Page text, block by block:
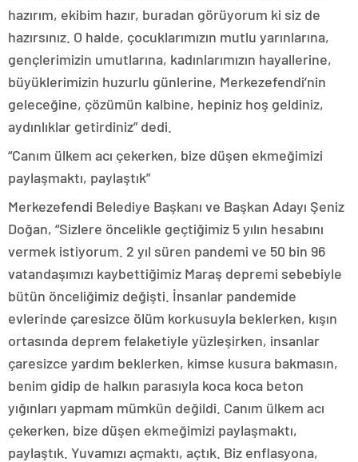
hazırım, ekibim hazır, buradan görüyorum ki siz de
hazırsınız. O halde, çocuklarımızın mutlu yarınlarına,
gençlerimizin umutlarına, kadınlarımızın hayallerine,
büyüklerimizin huzurlu günlerine, Merkezefendi’nin
geleceğine, çözümün kalbine, hepiniz hoş geldiniz,
aydınlıklar getirdiniz” dedi.
“Canım ülkem acı çekerken, bize düşen ekmeğimizi
paylaşmaktı, paylaştık”
Merkezefendi Belediye Başkanı ve Başkan Adayı Şeniz
Doğan, “Sizlere öncelikle geçtiğimiz 5 yılın hesabını
vermek istiyorum. 2 yıl süren pandemi ve 50 bin 96
vatandaşımızı kaybettiğimiz Maraş depremi sebebiyle
bütün önceliğimiz değişti. İnsanlar pandemide
evlerinde çaresizce ölüm korkusuyla beklerken, kışın
ortasında deprem felaketiyle yüzleşirken, insanlar
çaresizce yardım beklerken, kimse kusura bakmasın,
benim gidip de halkın parasıyla koca koca beton
yığınları yapmam mümkün değildi. Canım ülkem acı
çekerken, bize düşen ekmeğimizi paylaşmaktı,
paylaştık. Yuvamızı açmaktı, açtık. Biz enflasyona,